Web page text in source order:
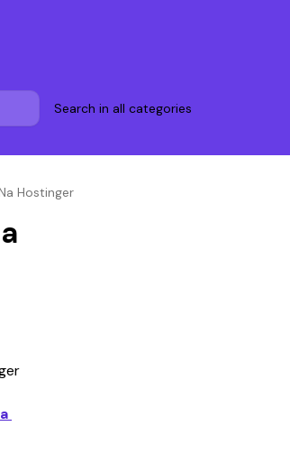
Search in all categories
Hostinger